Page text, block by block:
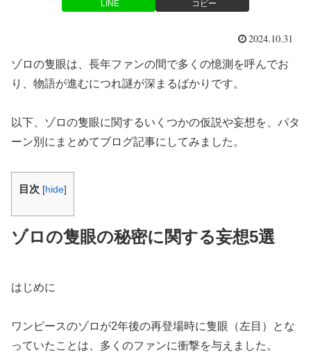
LINE コピー
2024.10.31
ゾロの隻眼は、長年ファンの間で多くの憶測を呼んでお
り、物語が進むにつれ謎が深まるばかりです。
以下、ゾロの隻眼に関するいくつかの仮説や妄想を、パタ
ーン別にまとめてブログ記事にしてみました。
目次 [hide]
ゾロの隻眼の秘密に関する妄想5選
はじめに
ワンピースのゾロが2年後の再登場時に隻眼（左目）とな
っていたことは、多くのファンに衝撃を与えました。